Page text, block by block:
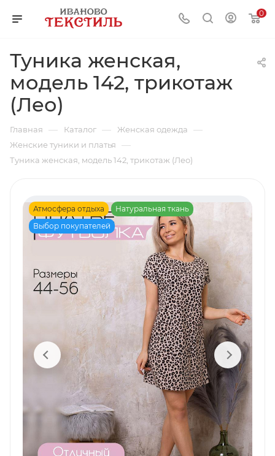
0
Туника женская,
модель 142, трикотаж
(Лео)
Главная — Каталог — Женская одежда —
Женские туники и платья —
Туника женская, модель 142, трикотаж (Лео)
Атмосфера отдыха
Натуральная ткань
Выбор покупателей